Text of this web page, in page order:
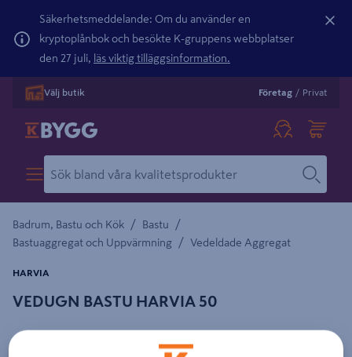
Säkerhetsmeddelande: Om du använder en
kryptoplånbok och besökte K-gruppens webbplatser
den 27 juli, läs viktig tilläggsinformation.
Välj butik Företag / Privat
Badrum, Bastu och Kök / Bastu /
Bastuaggregat och Uppvärmning / Vedeldade Aggregat
VEDUGN BASTU HARVIA 50
HARVIA
Detaljerad beskrivning finns i produktbeskrivningsområdet